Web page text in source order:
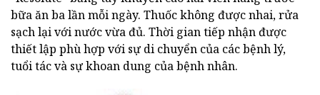
bữa ăn ba lần mỗi ngày. Thuốc không được nhai, rửa
sạch lại với nước vừa đủ. Thời gian tiếp nhận được
thiết lập phù hợp với sự di chuyển của các bệnh lý,
tuổi tác và sự khoan dung của bệnh nhân.